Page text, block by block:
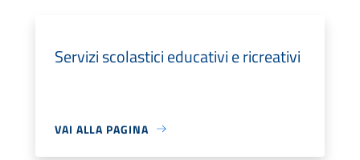
Servizi scolastici educativi e ricreativi
VAI ALLA PAGINA